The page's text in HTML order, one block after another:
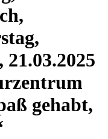
21.03.2025
gehabt,